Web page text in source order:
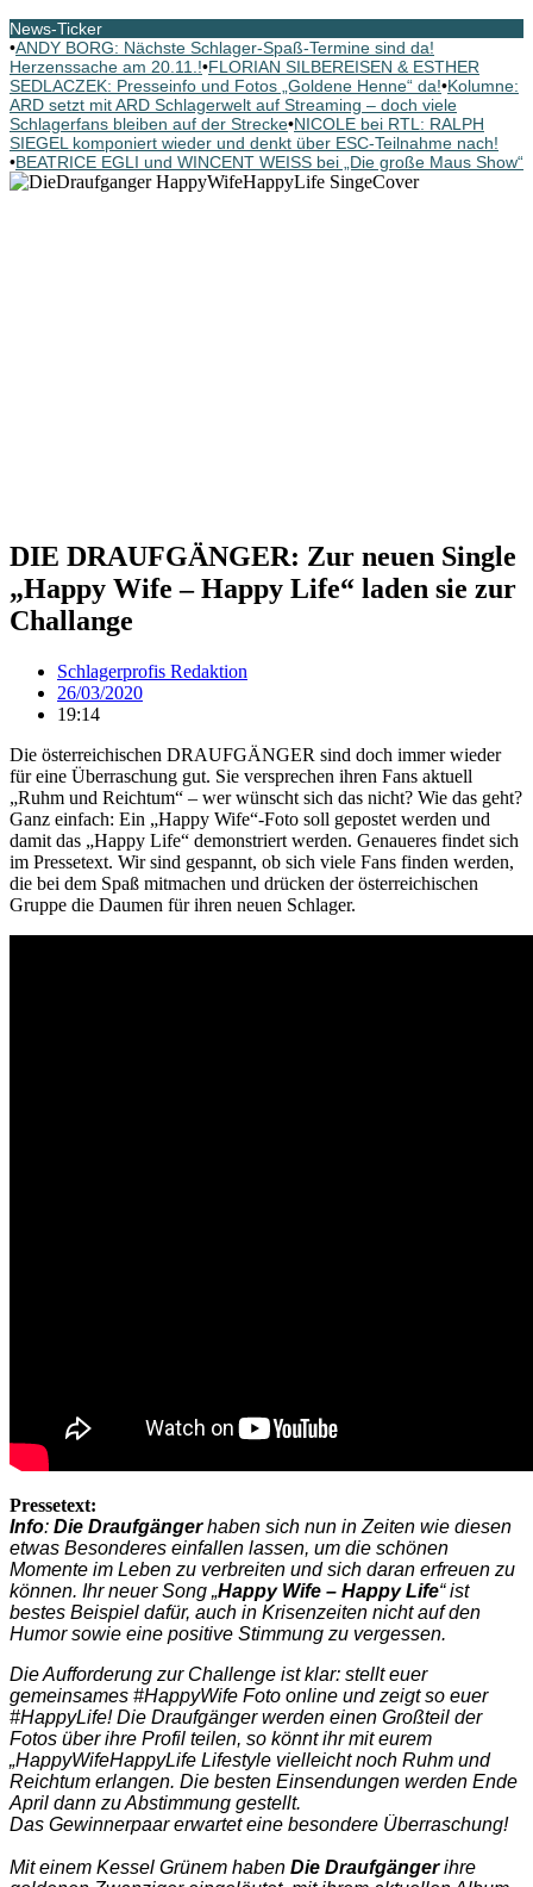
News-Ticker
•ANDY BORG: Nächste Schlager-Spaß-Termine sind da!
Herzenssache am 20.11.!•FLORIAN SILBEREISEN & ESTHER
SEDLACZEK: Presseinfo und Fotos „Goldene Henne“ da!•Kolumne:
ARD setzt mit ARD Schlagerwelt auf Streaming – doch viele
Schlagerfans bleiben auf der Strecke•NICOLE bei RTL: RALPH
SIEGEL komponiert wieder und denkt über ESC-Teilnahme nach!
•BEATRICE EGLI und WINCENT WEISS bei „Die große Maus Show“
DIE DRAUFGÄNGER: Zur neuen Single
„Happy Wife – Happy Life“ laden sie zur
Challange
Schlagerprofis Redaktion
26/03/2020
19:14
Die österreichischen DRAUFGÄNGER sind doch immer wieder
für eine Überraschung gut. Sie versprechen ihren Fans aktuell
„Ruhm und Reichtum“ – wer wünscht sich das nicht? Wie das geht?
Ganz einfach: Ein „Happy Wife“-Foto soll gepostet werden und
damit das „Happy Life“ demonstriert werden. Genaueres findet sich
im Pressetext. Wir sind gespannt, ob sich viele Fans finden werden,
die bei dem Spaß mitmachen und drücken der österreichischen
Gruppe die Daumen für ihren neuen Schlager.
Pressetext:
Info: Die Draufgängerhaben sich nun in Zeiten wie diesen
etwas Besonderes einfallen lassen, um die schönen
Momente im Leben zu verbreiten und sich daran erfreuen zu
können. Ihr neuer Song „Happy Wife – Happy Life“ ist
bestes Beispiel dafür, auch in Krisenzeiten nicht auf den
Humor sowie eine positive Stimmung zu vergessen.
Die Aufforderung zur Challenge ist klar: stellt euer
gemeinsames #HappyWife Foto online und zeigt so euer
#HappyLife!Die Draufgänger werden einen Großteil der
Fotos über ihre Profil teilen, so könnt ihr mit eurem
„HappyWifeHappyLife Lifestyle vielleicht noch Ruhm und
Reichtum erlangen. Die besten Einsendungen werden Ende
April dann zu Abstimmung gestellt.
Das Gewinnerpaar erwartet eine besondere Überraschung!
Mit einem Kessel Grünem haben Die Draufgängerihre